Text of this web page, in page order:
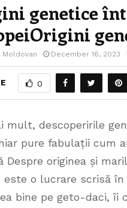
genetice
Moldovan December 16, 2023
0
mult, descoperirile
pure fabulații cum
Despre originea și
este o lucrare scrisă
bine pe geto-daci, îi